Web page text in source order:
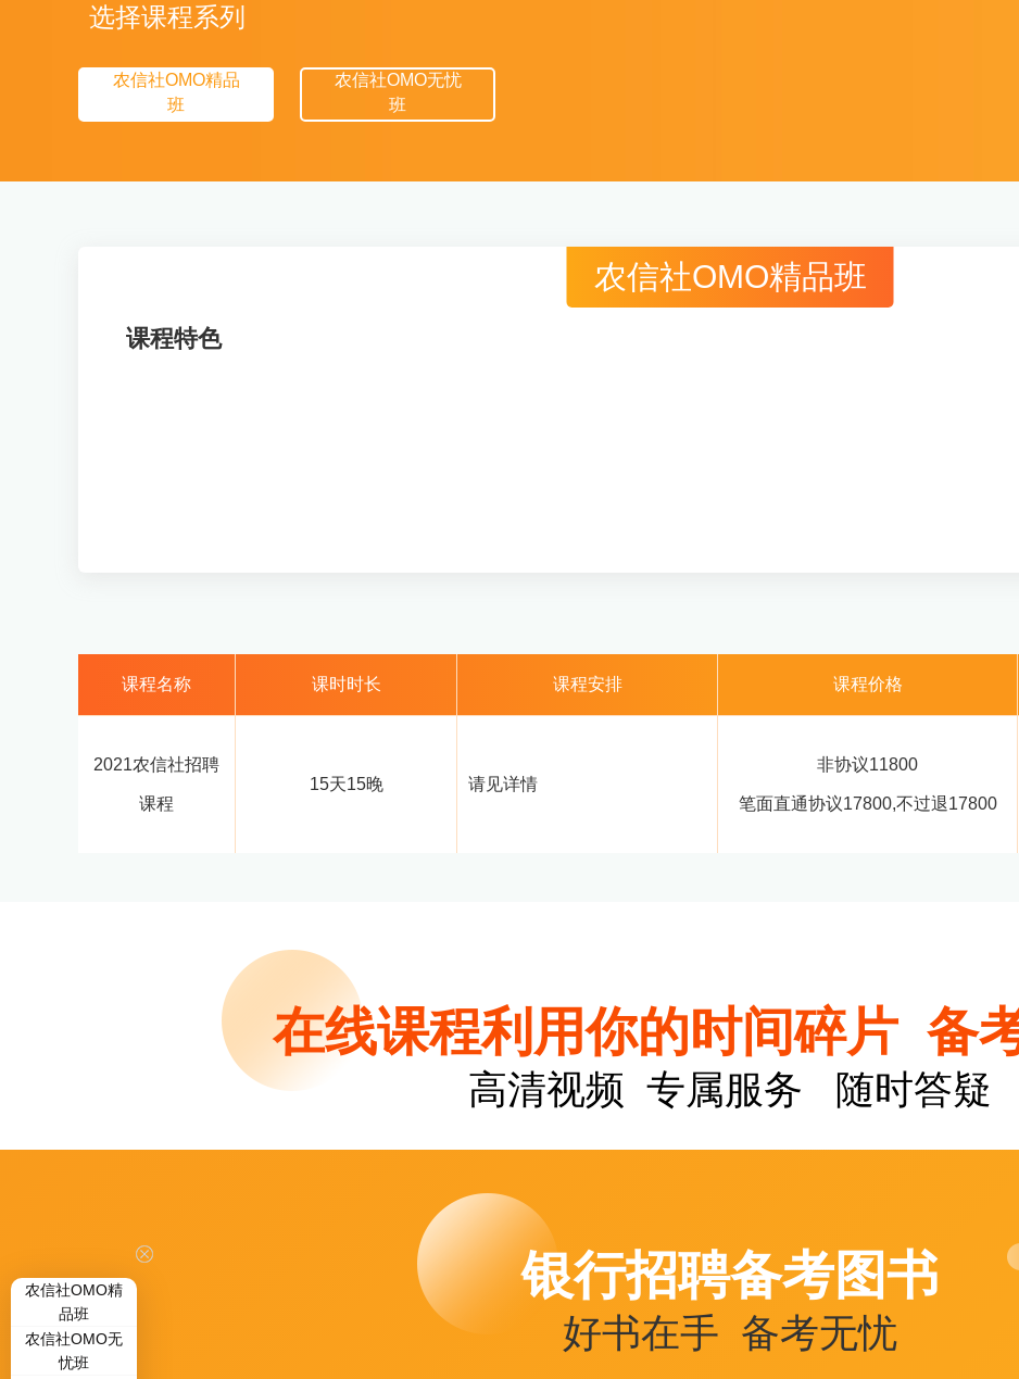
选择课程系列
农信社OMO精品
班
农信社OMO无忧
班
农信社OMO精品班
课程特色
课程名称 课时时长 课程安排 课程价格
2021农信社招聘
课程
15天15晚 请见详情
非协议11800
笔面直通协议17800,不过退17800
在线课程利用你的时间碎片 备
高清视频 专属服务 随时答疑
银行招聘备考图书
好书在手 备考无忧
农信社OMO精
品班
农信社OMO无
忧班